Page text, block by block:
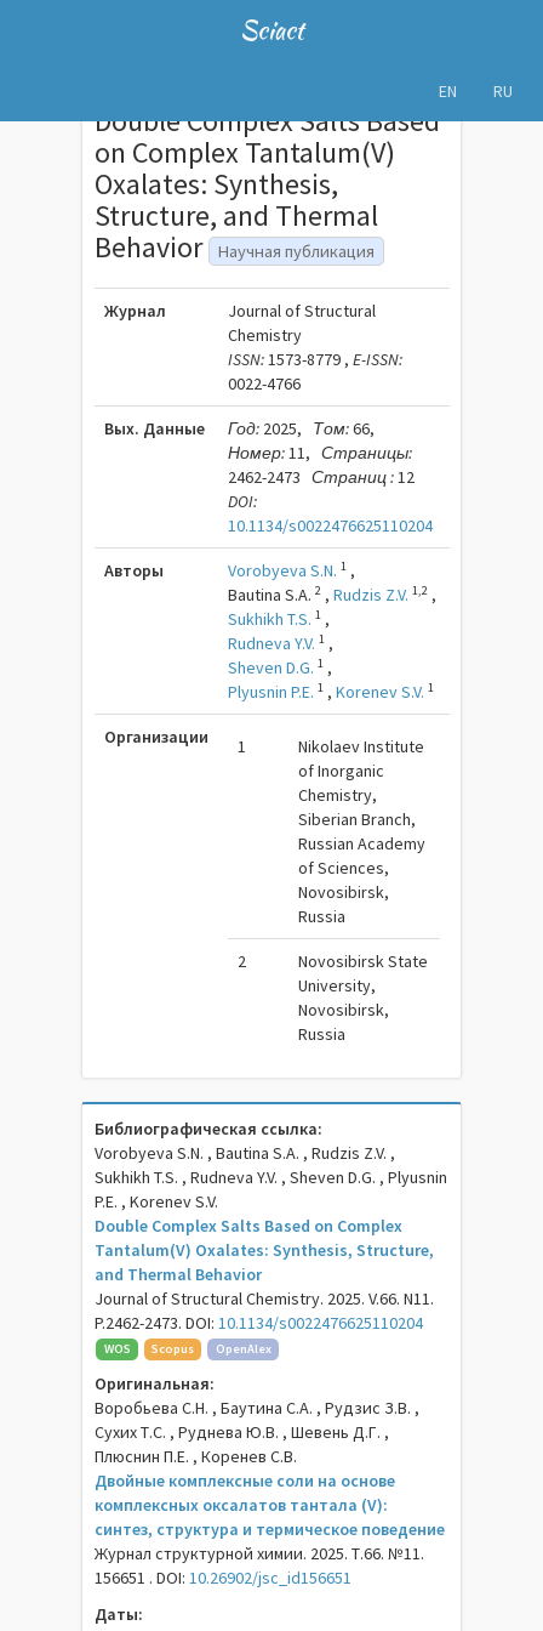
Sciact
EN RU
Double Complex Salts Based
on Complex Tantalum(V)
Oxalates: Synthesis,
Structure, and Thermal
Behavior Научная публикация
Журнал
Journal of Structural
Chemistry
ISSN:1573-8779 ,E-ISSN:
0022-4766
Вых. Данные Год: 2025, Том:66,
Номер:11, Страницы:
2462-2473 Страниц :12
DOI:
10.1134/s0022476625110204
Авторы Vorobyeva S.N. 1 ,
Bautina S.A.2 ,Rudzis Z.V. 1,2 ,
Sukhikh T.S. 1 ,
Rudneva Y.V. 1 ,
Sheven D.G. 1 ,
Plyusnin P.E. 1 ,Korenev S.V. 1
Организации 1
Nikolaev Institute
of Inorganic
Chemistry,
Siberian Branch,
Russian Academy
of Sciences,
Novosibirsk,
Russia
2
Novosibirsk State
University,
Novosibirsk,
Russia
Библиографическая ссылка:
Vorobyeva S.N. , Bautina S.A. , Rudzis Z.V. ,
Sukhikh T.S. , Rudneva Y.V. , Sheven D.G. , Plyusnin
P.E. , Korenev S.V.
Double Complex Salts Based on Complex
Tantalum(V) Oxalates: Synthesis, Structure,
and Thermal Behavior
Journal of Structural Chemistry. 2025. V.66. N11.
P.2462-2473. DOI:10.1134/s0022476625110204
WOS Scopus OpenAlex
Оригинальная:
Воробьева С.Н. , Баутина С.А. , Рудзис З.В. ,
Сухих Т.С. , Руднева Ю.В. , Шевень Д.Г. ,
Плюснин П.Е. , Коренев С.В.
Двойные комплексные соли на основе
комплексных оксалатов тантала (V):
синтез, структура и термическое поведение
Журнал структурной химии. 2025. Т.66. №11.
156651 . DOI:10.26902/jsc_id156651
Даты: